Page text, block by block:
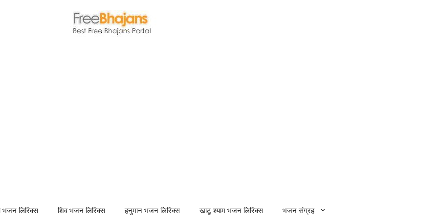
भजन लिरिक्स शिव भजन लिरिक्स हनुमान भजन लिरिक्स खाटू श्याम भजन लिरिक्स भजन संग्रह